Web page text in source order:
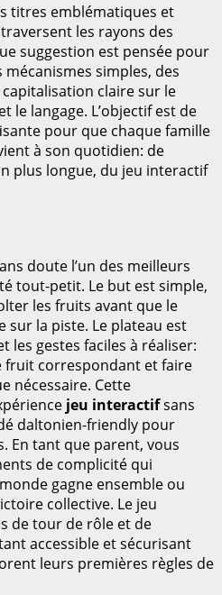
titres emblématiques et
les rayons des
suggestion est pensée pour
mécanismes simples, des
claire sur le
et le langage. L’objectif est de
pour que chaque famille
à son quotidien: de
plus longue, du jeu interactif
doute l’un des meilleurs
tout-petit. Le but est simple,
les fruits avant que le
sur la piste. Le plateau est
les gestes faciles à réaliser:
fruit correspondant et faire
nécessaire. Cette
jeu interactifsans
daltonien-friendly pour
En tant que parent, vous
de complicité qui
gagne ensemble ou
collective. Le jeu
de tour de rôle et de
accessible et sécurisant
leurs premières règles de